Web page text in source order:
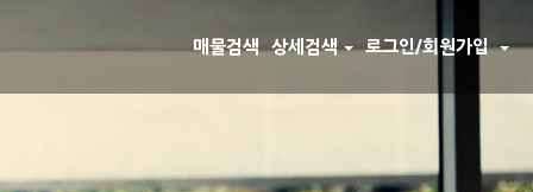
매물검색 상세검색 로그인/회원가입